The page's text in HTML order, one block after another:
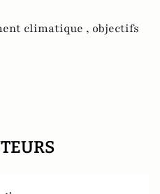
climatique , objectifs